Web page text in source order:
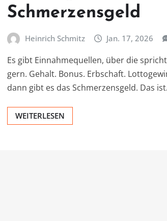
Schmerzensgeld
Heinrich Schmitz Jan. 17, 2026
Es gibt Einnahmequellen, über die
gern. Gehalt. Bonus. Erbschaft.
dann gibt es das Schmerzensgeld. Das
WEITERLESEN